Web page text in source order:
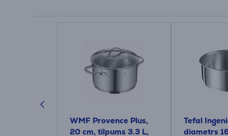
WMF Provence Plus,
20 cm, tilpums 3.3 L,
Tefal
diametrs